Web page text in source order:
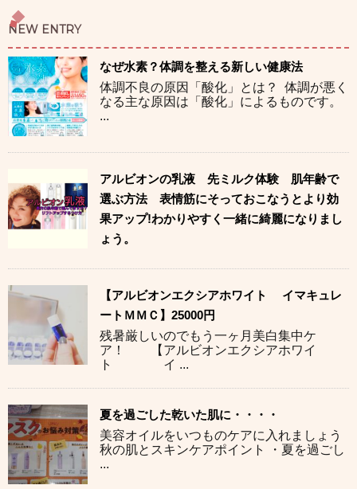
NEW ENTRY
なぜ水素？体調を整える新しい健康法
体調不良の原因「酸化」とは？ 体調が悪く
なる主な原因は「酸化」によるものです。
...
アルビオンの乳液 先ミルク体験 肌年齢で
選ぶ方法 表情筋にそっておこなうとより効
果アップ!わかりやすく一緒に綺麗になりまし
ょう。
【アルビオンエクシアホワイト イマキュレ
ートＭＭＣ】25000円
残暑厳しいのでもう一ヶ月美白集中ケ
ア！ 【アルビオンエクシアホワイ
ト イ ...
夏を過ごした乾いた肌に・・・・
美容オイルをいつものケアに入れましょう
秋の肌とスキンケアポイント ・夏を過ごし
...